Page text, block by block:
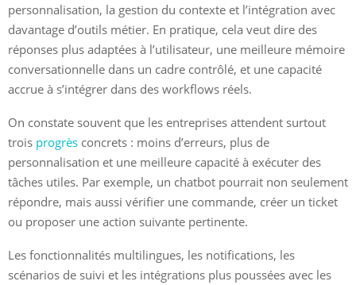
personnalisation, la gestion du contexte et l’intégration avec
davantage d’outils métier. En pratique, cela veut dire des
réponses plus adaptées à l’utilisateur, une meilleure mémoire
conversationnelle dans un cadre contrôlé, et une capacité
accrue à s’intégrer dans des workflows réels.
On constate souvent que les entreprises attendent surtout
trois progrès concrets : moins d’erreurs, plus de
personnalisation et une meilleure capacité à exécuter des
tâches utiles. Par exemple, un chatbot pourrait non seulement
répondre, mais aussi vérifier une commande, créer un ticket
ou proposer une action suivante pertinente.
Les fonctionnalités multilingues, les notifications, les
scénarios de suivi et les intégrations plus poussées avec les